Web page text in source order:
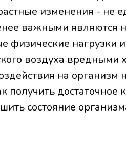
изменения - не
важными являются
физические нагрузки
воздуха
на организм
получить достаточное
состояние